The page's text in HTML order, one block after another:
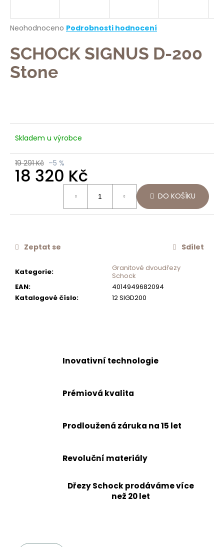
Průměrné
produktu
je
0,0
z
Neohodnoceno Podrobnosti hodnocení
SCHOCK SIGNUS D-200
Stone
Skladem u výrobce
19 291 Kč –5 %
18 320 Kč
DO KOŠÍKU
Kategorie:
Granitové dvoudřezy
Schock
EAN:
4014949682094
Katalogové číslo: 12 SIGD200
Zeptat se Sdílet
Inovativní technologie
Prémiová kvalita
Prodloužená záruka na 15 let
Revoluční materiály
Dřezy Schock prodáváme více
než 20 let
j
t
?
D
o
u
m
e